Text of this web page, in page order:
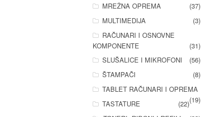
MREŽNA OPREMA
(37)
MULTIMEDIJA
(3)
RAČUNARI I OSNOVNE
KOMPONENTE
(31)
SLUŠALICE I MIKROFONI
(56)
ŠTAMPAČI
(8)
TABLET RAČUNARI I OPREMA
(19)
TASTATURE
(22)